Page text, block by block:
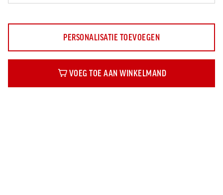
PERSONALISATIE TOEVOEGEN
VOEG TOE AAN WINKELMAND